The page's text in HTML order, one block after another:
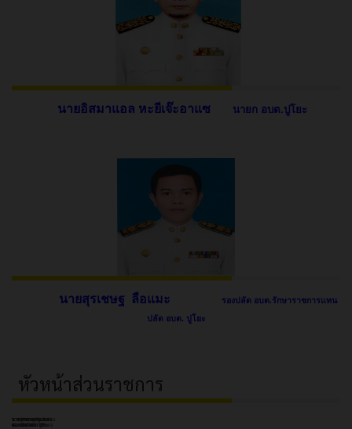
นายอิสมาแอล หะยีเจ๊ะอาแซ นายก อบต.ปูโยะ
นายสุรเชษฐ ลือแมะ รองปลัด อบต.รักษาราชการแทน
ปลัด อบต. ปูโยะ
หัวหน้าส่วนราชการ
นายสุรเชษฐ ลือแมะ
รองปลัด อบต.ปูโยะ
นางสาววารดา เจ๊ะแว
หัวหน้าสำนักปลัด
นางวรรณนา บูแมนิแล
ผอ.กองสวัสดิการสังคม
น.ส.อุทิศา มะหะหมัด
ผอ.กองคลัง